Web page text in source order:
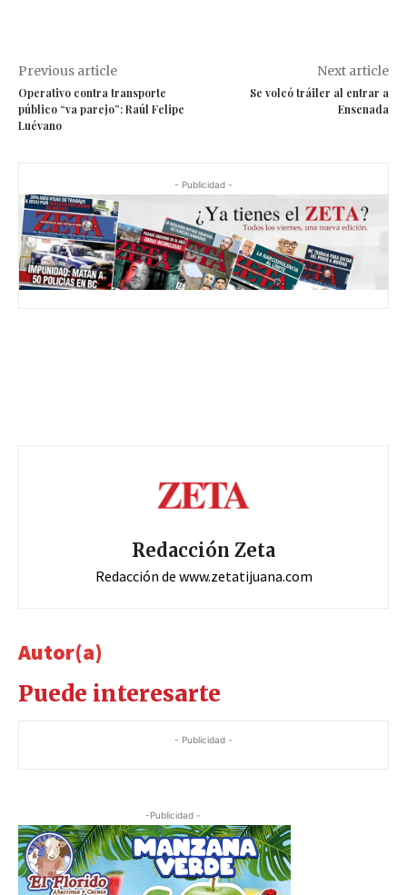
Previous article
Operativo contra transporte
público “va parejo”: Raúl Felipe
Luévano
Next article
Se volcó tráiler al entrar a
Ensenada
- Publicidad -
Redacción Zeta
Redacción de www.zetatijuana.com
Autor(a)
Puede interesarte
- Publicidad -
-Publicidad -